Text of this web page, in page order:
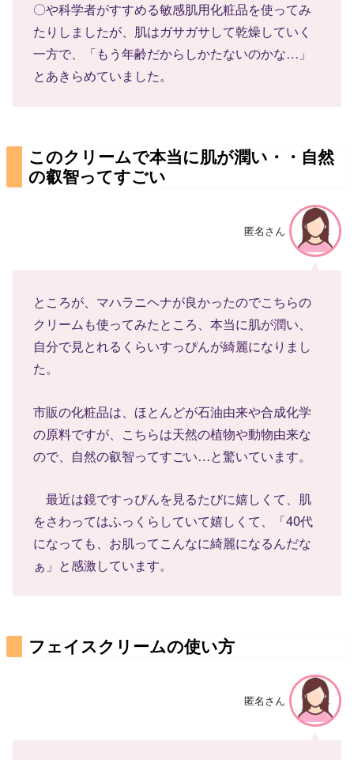
〇や科学者がすすめる敏感肌用化粧品を使ってみ
たりしましたが、肌はガサガサして乾燥していく
一方で、「もう年齢だからしかたないのかな…」
とあきらめていました。
このクリームで本当に肌が潤い・・自然
の叡智ってすごい
匿名さん
ところが、マハラニヘナが良かったのでこちらの
クリームも使ってみたところ、本当に肌が潤い、
自分で見とれるくらいすっぴんが綺麗になりまし
た。
市販の化粧品は、ほとんどが石油由来や合成化学
の原料ですが、こちらは天然の植物や動物由来な
ので、自然の叡智ってすごい…と驚いています。
最近は鏡ですっぴんを見るたびに嬉しくて、肌
をさわってはふっくらしていて嬉しくて、「40代
になっても、お肌ってこんなに綺麗になるんだな
ぁ」と感激しています。
フェイスクリームの使い方
匿名さん